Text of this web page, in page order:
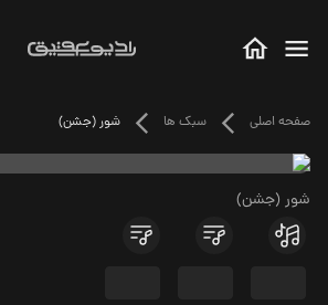
صفحه اصلی سبک ها شور (جشن)
شور (جشن)